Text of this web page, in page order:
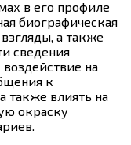
в его профиле
биографическая
а также
сведения
на
к
также влиять на
окраску